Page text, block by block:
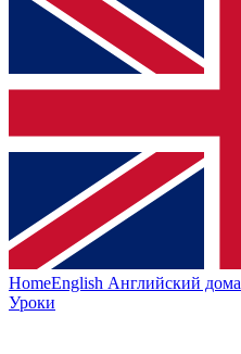
HomeEnglish Английский дома
Уроки